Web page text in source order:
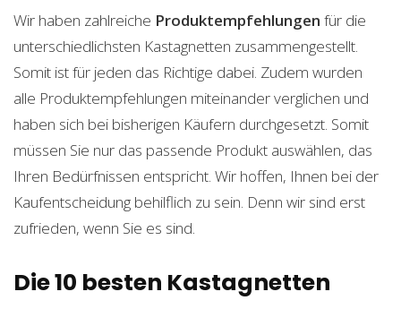
Wir haben zahlreiche Produktempfehlungen für die
unterschiedlichsten Kastagnetten zusammengestellt.
Somit ist für jeden das Richtige dabei. Zudem wurden
alle Produktempfehlungen miteinander verglichen und
haben sich bei bisherigen Käufern durchgesetzt. Somit
müssen Sie nur das passende Produkt auswählen, das
Ihren Bedürfnissen entspricht. Wir hoffen, Ihnen bei der
Kaufentscheidung behilflich zu sein. Denn wir sind erst
zufrieden, wenn Sie es sind.
Die 10 besten Kastagnetten